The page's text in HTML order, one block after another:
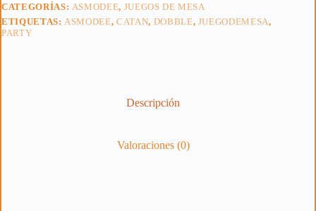
CATEGORÍAS: ASMODEE, JUEGOS DE MESA
ETIQUETAS: ASMODEE,CATAN, DOBBLE, JUEGODEMESA,
PARTY
Descripción
Valoraciones (0)